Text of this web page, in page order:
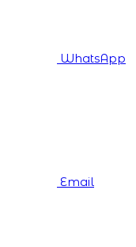
WhatsApp
Email